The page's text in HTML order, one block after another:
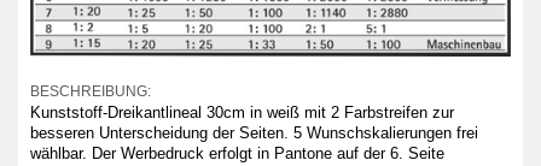
BESCHREIBUNG:
Kunststoff-Dreikantlineal 30cm in weiß mit 2 Farbstreifen zur
besseren Unterscheidung der Seiten. 5 Wunschskalierungen frei
wählbar. Der Werbedruck erfolgt in Pantone auf der 6. Seite